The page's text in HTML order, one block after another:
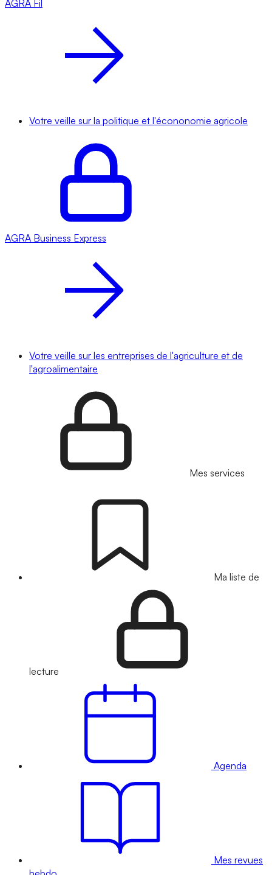
AGRA Fil
Votre veille sur la politique et l'écononomie agricole
AGRA Business Express
Votre veille sur les entreprises de l'agriculture et de
l'agroalimentaire
Mes services
Ma liste de
lecture
Agenda
Mes revues